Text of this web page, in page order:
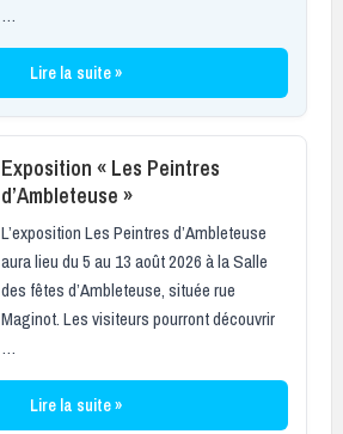
…
Lire la suite »
Exposition « Les Peintres
d’Ambleteuse »
L’exposition Les Peintres d’Ambleteuse
aura lieu du 5 au 13 août 2026 à la Salle
des fêtes d’Ambleteuse, située rue
Maginot. Les visiteurs pourront découvrir
…
Lire la suite »